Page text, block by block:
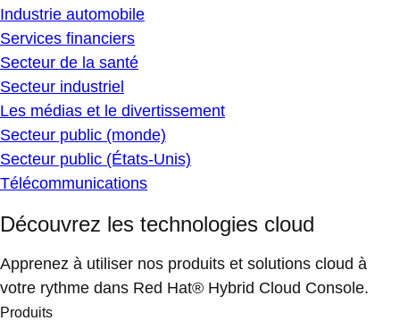
Industrie automobile
Services financiers
Secteur de la santé
Secteur industriel
Les médias et le divertissement
Secteur public (monde)
Secteur public (États-Unis)
Télécommunications
Découvrez les technologies cloud
Apprenez à utiliser nos produits et solutions cloud à
votre rythme dans Red Hat® Hybrid Cloud Console.
Produits